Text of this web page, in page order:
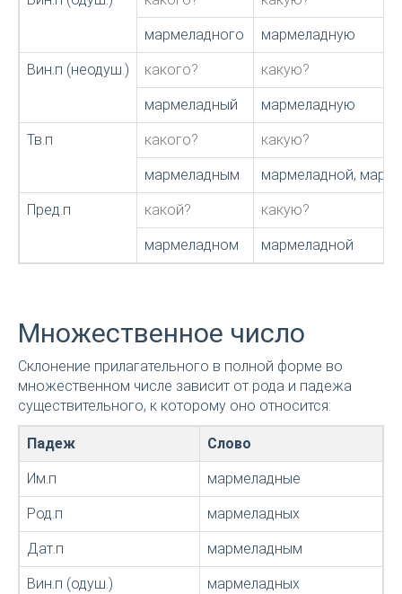
мармеладного мармеладную
Вин.п (неодуш.) какого? какую?
мармеладный мармеладную
Тв.п какого? какую?
мармеладным мармеладной,
Пред.п какой? какую?
мармеладном мармеладной
Множественное число
Склонение прилагательного в полной форме во
множественном числе зависит от рода и падежа
существительного, к которому оно относится:
Падеж Слово
Им.п мармеладные
Род.п мармеладных
Дат.п мармеладным
Вин.п (одуш.) мармеладных